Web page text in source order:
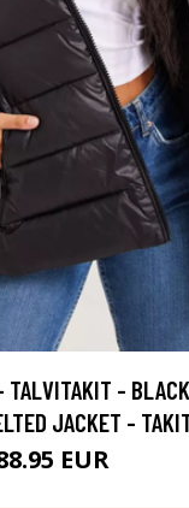
TALVITAKIT -
JACKET -
EUR